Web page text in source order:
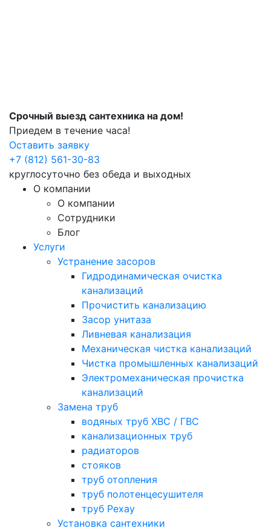
Срочный выезд сантехника на дом!
Приедем в течение часа!
Оставить заявку
+7 (812) 561-30-83
круглосуточно без обеда и выходных
О компании
О компании
Сотрудники
Блог
Услуги
Устранение засоров
Гидродинамическая очистка
канализаций
Прочистить канализацию
Засор унитаза
Ливневая канализация
Механическая чистка канализаций
Чистка промышленных канализаций
Электромеханическая прочистка
канализаций
Замена труб
водяных труб ХВС / ГВС
канализационных труб
радиаторов
стояков
труб отопления
труб полотенцесушителя
труб Рехау
Установка сантехники